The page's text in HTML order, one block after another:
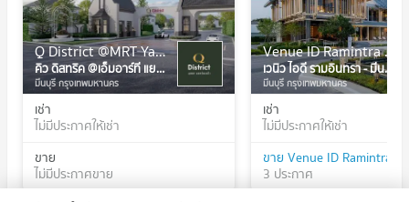
Q District @MRT Yaek Rom Klao
คิว ดิสทริค @เอ็มอาร์ที แยกร่มเกล้า
มีนบุรี กรุงเทพมหานคร
เช่า
ไม่มีประกาศให้เช่า
ขาย
ไม่มีประกาศขาย
Venue ID Ramintra - Minburi
เวนิว ไอดี รามอินทรา - มีนบุรี
มีนบุรี กรุงเทพมหานคร
เช่า
ไม่มีประกาศให้เช่า
ขาย Venue ID Ramintra -
3 ประกาศ